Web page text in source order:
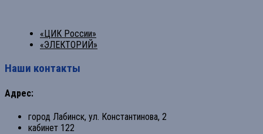
«ЦИК России»
«ЭЛЕКТОРИЙ»
Наши контакты
Адрес:
город Лабинск, ул. Константинова, 2
кабинет 122